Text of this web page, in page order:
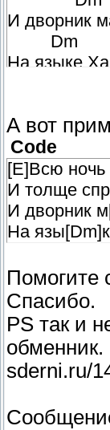
И дворник
Dm
На языке
А вот
Code
[E]Всю
И толще
И дворник
На
Помогите
Спасибо.
PS так и
обменник.
sderni.ru/